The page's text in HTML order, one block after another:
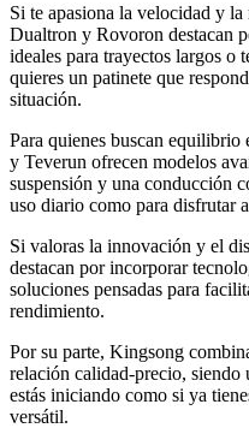
Si te apasiona la velocidad y
Dualtron y Rovoron destacan
ideales para trayectos largos o
quieres un patinete que
situación.
Para quienes buscan
y Teverun ofrecen modelos
suspensión y una conducción
uso diario como para disfrutar
Si valoras la innovación y el
destacan por incorporar
soluciones pensadas para
rendimiento.
Por su parte, Kingsong
relación calidad-precio, siendo
estás iniciando como si ya
versátil.